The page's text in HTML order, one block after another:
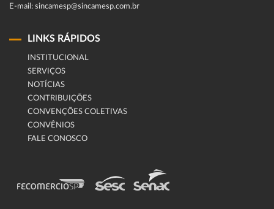
E-mail: sincamesp@sincamesp.com.br
LINKS RÁPIDOS
INSTITUCIONAL
SERVIÇOS
NOTÍCIAS
CONTRIBUIÇÕES
CONVENÇÕES COLETIVAS
CONVÊNIOS
FALE CONOSCO